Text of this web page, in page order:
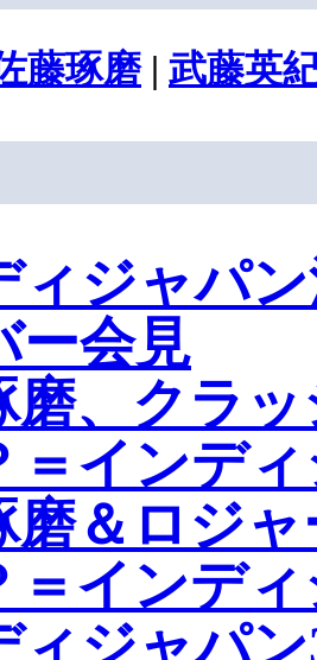
藤琢磨| 武藤英
ィジャパ
ー会見
磨、クラ
＝インデ
磨＆ロジ
＝インデ
ィジャパ